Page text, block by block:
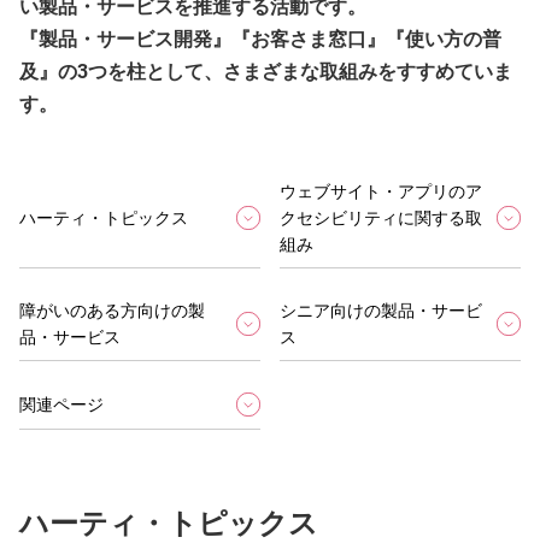
い製品・サービスを推進する活動です。
『製品・サービス開発』『お客さま窓口』『使い方の普
及』の3つを柱として、さまざまな取組みをすすめていま
す。
ハーティ・トピックス
ウェブサイト・アプリのア
クセシビリティに関する取
組み
障がいのある方向けの製
品・サービス
シニア向けの製品・サービ
ス
関連ページ
ハーティ・トピックス